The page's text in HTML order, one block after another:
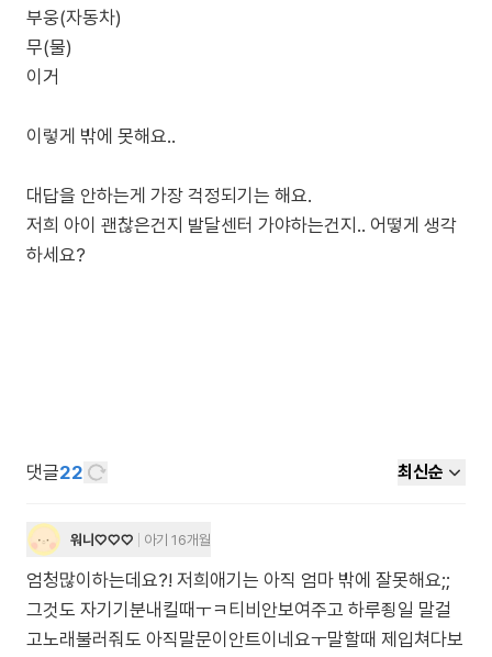
부웅(자동차)
무(물)
이거
이렇게 밖에 못해요..
대답을 안하는게 가장 걱정되기는 해요.
저희 아이 괜찮은건지 발달센터 가야하는건지.. 어떻게 생각
하세요?
댓글22 최신순
워니♡♡♡ 아기 16개월
엄청많이하는데요?! 저희애기는 아직 엄마 밖에 잘못해요;;
그것도 자기기분내킬때ㅜㅋ티비안보여주고 하루죙일 말걸
고노래불러줘도 아직말문이안트이네요ㅜ말할때 제입쳐다보